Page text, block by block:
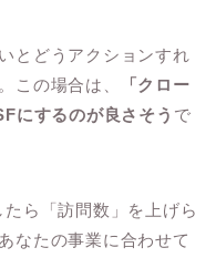
とどうアクションすれ
この場合は、
「クロー
にするのが良さそう で
ら「訪問数」を上げら
なたの事業に合わせて